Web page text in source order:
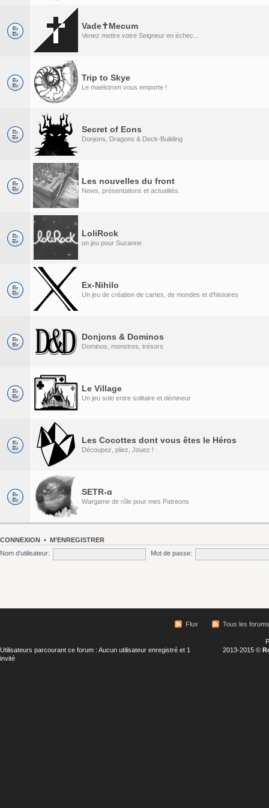
Vade✝Mecum
Venez mettre votre Seigneur en échec...
Trip to Skye
Le maelstrom vous emporte !
Secret of Eons
Donjons, Dragons & Deck-Building
Les nouvelles du front
News, présentations et actualités.
LoliRock
un jeu pour Suzanne
Ex-Nihilo
Un jeu de création de cartes, de mondes et d’histoires
Donjons & Dominos
Dominos, monstres, trésors
Le Village
Un jeu solo entre solitaire et démineur
Les Cocottes dont vous êtes le Héros
Découpez, pliez, Jouez !
SETR-α
Wargame de rôle pour mes Patreons
CONNEXION • M’ENREGISTRER
Nom d’utilisateur:
Mot de passe:
Flux Tous les forums
Utilisateurs parcourant ce forum : Aucun utilisateur enregistré et 1
invité
2013-2015 ©